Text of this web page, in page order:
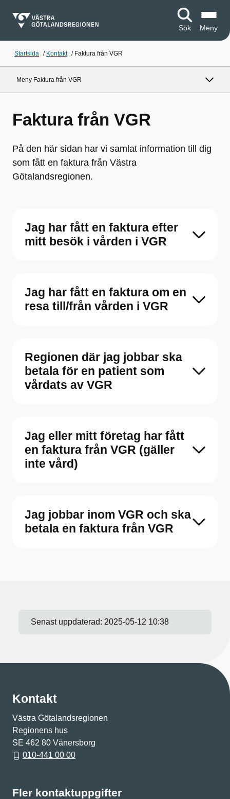
Sök Meny
Startsida / Kontakt / Faktura från VGR
Meny Faktura från VGR
Faktura från VGR
På den här sidan har vi samlat information till dig
som fått en faktura från Västra
Götalandsregionen.
Jag har fått en faktura efter
mitt besök i vården i VGR
Jag har fått en faktura om en
resa till/från vården i VGR
Regionen där jag jobbar ska
betala för en patient som
vårdats av VGR
Jag eller mitt företag har fått
en faktura från VGR (gäller
inte vård)
Jag jobbar inom VGR och ska
betala en faktura från VGR
Senast uppdaterad: 2025-05-12 10:38
Kontakt
Västra Götalandsregionen
Regionens hus
SE 462 80 Vänersborg
010-441 00 00
Fler kontaktuppgifter